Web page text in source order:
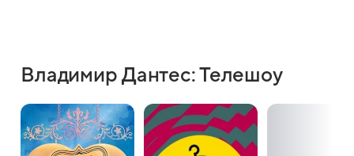
Владимир Дантес: Телешоу